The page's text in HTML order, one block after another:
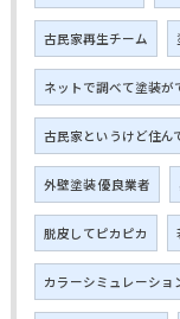
古民家再生チーム
ネットで調べて塗装が
古民家というけど住ん
外壁塗装 優良業者
脱皮してピカピカ
カラーシミュレーショ